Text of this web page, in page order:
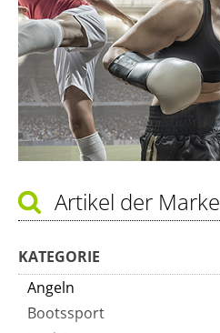
Artikel der Marke
KATEGORIE
Angeln
Bootssport